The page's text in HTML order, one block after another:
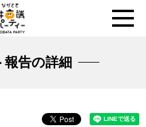
報告の詳細